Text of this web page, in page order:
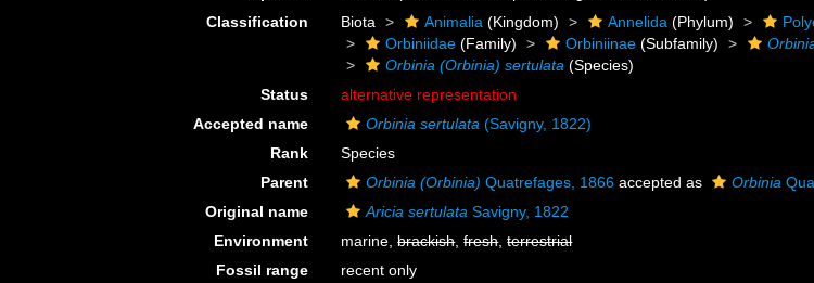
Classification
Biota Animalia (Kingdom) Annelida (Phylum)
Orbiniidae (Family) Orbiniinae (Subfamily)
Orbinia (Orbinia) sertulata (Species)
Status
alternative representation
Accepted name
Orbinia sertulata (Savigny, 1822)
Rank
Species
Parent
Orbinia (Orbinia) Quatrefages, 1866 accepted as Orbinia
Original name
Aricia sertulata Savigny, 1822
Environment
marine,brackish,fresh,terrestrial
Fossil range
recent only